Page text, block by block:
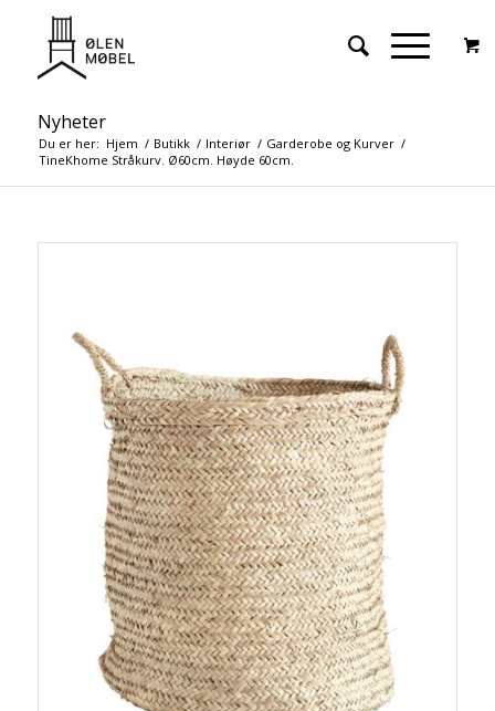
Nyheter
Du er her: Hjem / Butikk / Interiør / Garderobe og Kurver /
TineKhome Stråkurv. Ø60cm. Høyde 60cm.